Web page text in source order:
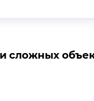
сложных